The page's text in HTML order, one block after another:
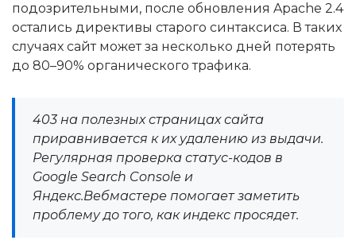
подозрительными, после обновления Apache 2.4
остались директивы старого синтаксиса. В таких
случаях сайт может за несколько дней потерять
до 80–90% органического трафика.
403 на полезных страницах сайта
приравнивается к их удалению из выдачи.
Регулярная проверка статус-кодов в
Google Search Console и
Яндекс.Вебмастере помогает заметить
проблему до того, как индекс просядет.